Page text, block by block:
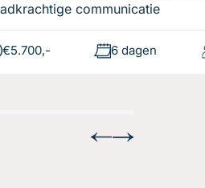
communicatie
€5.700,- 6 dagen